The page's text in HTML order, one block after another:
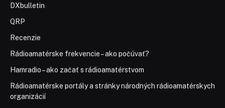
DXbulletin
QRP
Recenzie
Rádioamatérske frekvencie – ako počúvať?
Hamradio – ako začať s rádioamatérstvom
Rádioamatérske portály a stránky národných rádioamatérskych
organizácií